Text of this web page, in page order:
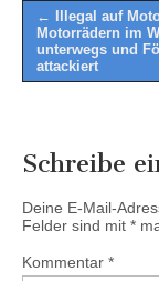
Post
navigation
← Illegal auf
Motorrädern im
unterwegs und
attackiert
Schreibe
Deine E-Mail-
Felder sind mit *
Kommentar *